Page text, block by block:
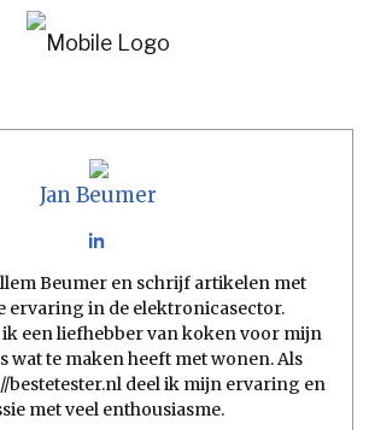
Jan Beumer
Beumer en schrijf artikelen met
ervaring in de elektronicasector.
ik een liefhebber van koken voor mijn
wat te maken heeft met wonen. Als
bestetester.nl deel ik mijn ervaring en
met veel enthousiasme.